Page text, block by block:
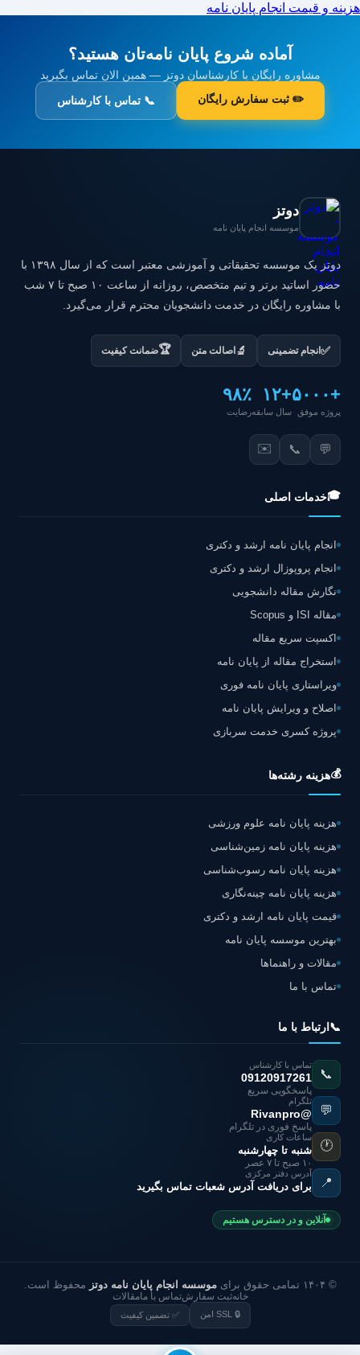
هزینه و قیمت انجام پایان نامه
آماده شروع پایان نامه‌تان هستید؟
مشاوره رایگان با کارشناسان دوتز — همین الان تماس بگیرید
✏️ ثبت سفارش رایگان 📞 تماس با کارشناس
دوتز
موسسه انجام پایان نامه
دوتز یک موسسه تحقیقاتی و آموزشی معتبر است که از سال ۱۳۹۸ با
حضور اساتید برتر و تیم متخصص، روزانه از ساعت ۱۰ صبح تا ۷ شب
با مشاوره رایگان در خدمت دانشجویان محترم قرار می‌گیرد.
✅ انجام تضمینی 🔬 اصالت متن 🏆ضمانت کیفیت
+۵۰۰۰
پروژه موفق
+۱۲
سال سابقه
۹۸٪
رضایت
💬
📞
✉️
🎓خدمات اصلی
انجام پایان نامه ارشد و دکتری
انجام پروپوزال ارشد و دکتری
نگارش مقاله دانشجویی
مقاله ISI و Scopus
اکسپت سریع مقاله
استخراج مقاله از پایان نامه
ویراستاری پایان نامه فوری
اصلاح و ویرایش پایان نامه
پروژه کسری خدمت سربازی
💰هزینه رشته‌ها
هزینه پایان نامه علوم ورزشی
هزینه پایان نامه زمین‌شناسی
هزینه پایان نامه رسوب‌شناسی
هزینه پایان نامه چینه‌نگاری
قیمت پایان نامه ارشد و دکتری
بهترین موسسه پایان نامه
مقالات و راهنماها
تماس با ما
📞 ارتباط با ما
📞
تماس با کارشناس
09120917261
پاسخگویی سریع
💬
تلگرام
@Rivanpro
پاسخ فوری در تلگرام
🕐
ساعات کاری
شنبه تا چهارشنبه
۱۰ صبح تا ۷ عصر
📍
آدرس دفتر مرکزی
برای دریافت آدرس شعبات تماس بگیرید
آنلاین و در دسترس هستیم
© ۱۴۰۴ تمامی حقوق برای موسسه انجام پایان نامه دوتز
محفوظ است.
خانهثبت سفارشتماس با مامقالات
🔒 SSL امن ✅ تضمین کیفیت